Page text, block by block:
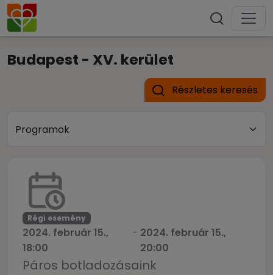
Budapest - XV. kerület
Részletes keresés
Régi esemény
2024. február 15.,
18:00
- 2024. február 15.,
20:00
Páros botladozásaink